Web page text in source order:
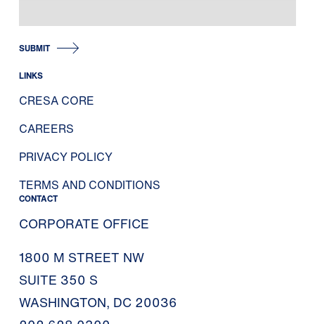
SUBMIT
LINKS
CRESA CORE
CAREERS
PRIVACY POLICY
TERMS AND CONDITIONS
CONTACT
CORPORATE OFFICE
1800 M STREET NW
SUITE 350 S
WASHINGTON, DC 20036